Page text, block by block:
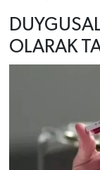
OLARAK